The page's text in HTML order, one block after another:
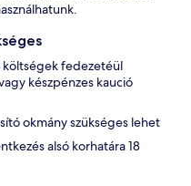
fedezetéül
készpénzes kaució
okmány szükséges lehet
alsó korhatára 18